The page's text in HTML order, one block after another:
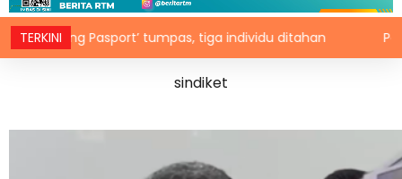
TERKINItiga individu ditahan Pembantu rumah dipenjara
sindiket